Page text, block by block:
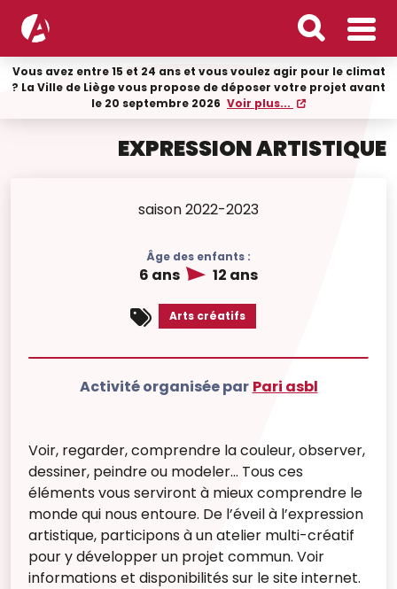
Vous avez entre 15 et 24 ans et vous voulez agir pour le climat
? La Ville de Liège vous propose de déposer votre projet avant
le 20 septembre 2026 Voir plus...
EXPRESSION ARTISTIQUE
saison 2022-2023
Âge des enfants :
6 ans 12 ans
Arts créatifs
Activité organisée par Pari asbl
Voir, regarder, comprendre la couleur, observer,
dessiner, peindre ou modeler… Tous ces
éléments vous serviront à mieux comprendre le
monde qui nous entoure. De l’éveil à l’expression
artistique, participons à un atelier multi-créatif
pour y développer un projet commun. Voir
informations et disponibilités sur le site internet.